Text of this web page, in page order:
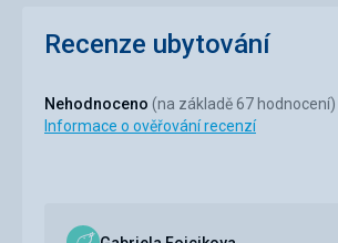
Recenze ubytování
Nehodnoceno (na základě 67 hodnocení)
Informace o ověřování recenzí